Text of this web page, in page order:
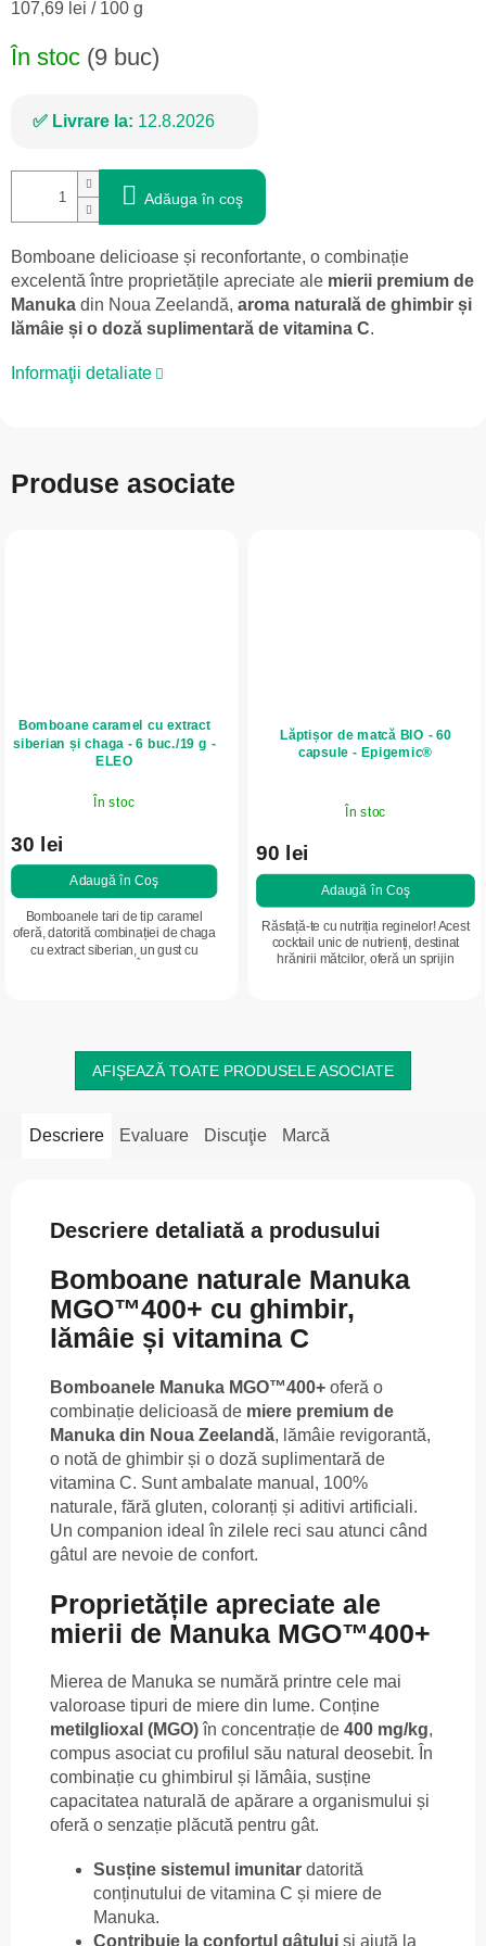
Evaluare
107,69 lei / 100 g
În stoc (9 buc)
Livrare la: 12.8.2026
Adăuga în coş
Bomboane delicioase și reconfortante, o combinație
excelentă între proprietățile apreciate ale mierii premium de
Manuka din Noua Zeelandă, aroma naturală de ghimbir și
lămâie și o doză suplimentară de vitamina C.
Informaţii detaliate
Produse asociate
Bomboane caramel cu extract
siberian și chaga - 6 buc./19 g -
ELEO
În stoc
30 lei
Adaugă în Coş
Bomboanele tari de tip caramel
oferă, datorită combinației de chaga
cu extract siberian, un gust cu
Lăptișor de matcă BIO - 60
capsule - Epigemic®
În stoc
90 lei
Adaugă în Coş
Răsfață-te cu nutriția reginelor! Acest
cocktail unic de nutrienți, destinat
hrănirii mătcilor, oferă un sprijin
AFIŞEAZĂ TOATE PRODUSELE ASOCIATE
Descriere Evaluare Discuţie Marcă
Descriere detaliată a produsului
Bomboane naturale Manuka
MGO™400+ cu ghimbir,
lămâie și vitamina C
Bomboanele Manuka MGO™400+ oferă o
combinație delicioasă de miere premium de
Manuka din Noua Zeelandă, lămâie revigorantă,
o notă de ghimbir și o doză suplimentară de
vitamina C. Sunt ambalate manual, 100%
naturale, fără gluten, coloranți și aditivi artificiali.
Un companion ideal în zilele reci sau atunci când
gâtul are nevoie de confort.
Proprietățile apreciate ale
mierii de Manuka MGO™400+
Mierea de Manuka se numără printre cele mai
valoroase tipuri de miere din lume. Conține
metilglioxal (MGO)în concentrație de 400 mg/kg,
compus asociat cu profilul său natural deosebit. În
combinație cu ghimbirul și lămâia, susține
capacitatea naturală de apărare a organismului și
oferă o senzație plăcută pentru gât.
Susține sistemul imunitar datorită
conținutului de vitamina C și miere de
Manuka.
Contribuie la confortul gâtului și ajută la